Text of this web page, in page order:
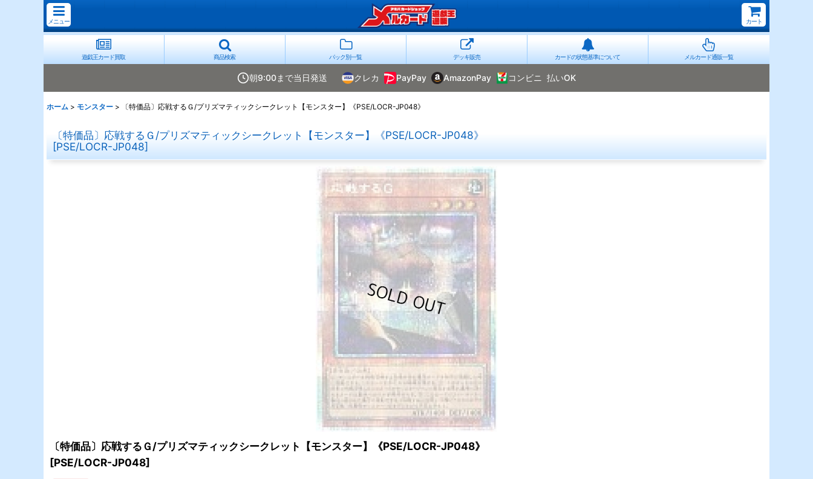
メニュー カート
遊戯王カード買取 商品検索 パック別一覧 デッキ販売 カードの状態基準について メルカード通販一覧
朝9:00まで当日発送 クレカ PayPay AmazonPay コンビニ 払いOK
ホーム > モンスター > 〔特価品〕応戦するＧ/プリズマティックシークレット【モンスター】《PSE/LOCR-JP048》
〔特価品〕応戦するＧ/プリズマティックシークレット【モンスター】《PSE/LOCR-JP048》
[PSE/LOCR-JP048]
〔特価品〕応戦するＧ/プリズマティックシークレット【モンスター】《PSE/LOCR-JP048》
[PSE/LOCR-JP048]